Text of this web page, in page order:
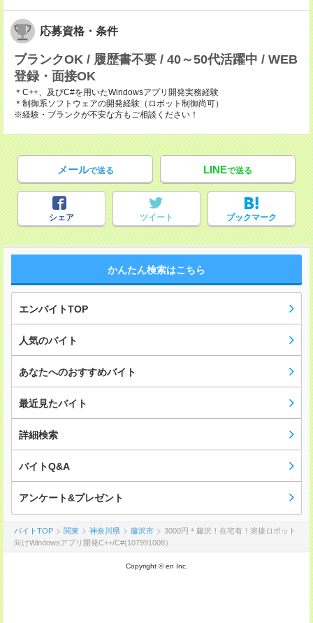
応募資格・条件
ブランクOK / 履歴書不要 / 40～50代活躍中 / WEB
登録・面接OK
＊C++、及びC#を用いたWindowsアプリ開発実務経験
＊制御系ソフトウェアの開発経験（ロボット制御尚可）
※経験・ブランクが不安な方もご相談ください！
メールで送る LINEで送る
シェア ツイート ブックマーク
かんたん検索はこちら
エンバイトTOP
人気のバイト
あなたへのおすすめバイト
最近見たバイト
詳細検索
バイトQ&A
アンケート&プレゼント
バイトTOP 関東 神奈川県 藤沢市
3000円＊藤沢！在宅有！溶接ロボット
向けWindowsアプリ開発C++/C#(107991008）
Copyright © en Inc.